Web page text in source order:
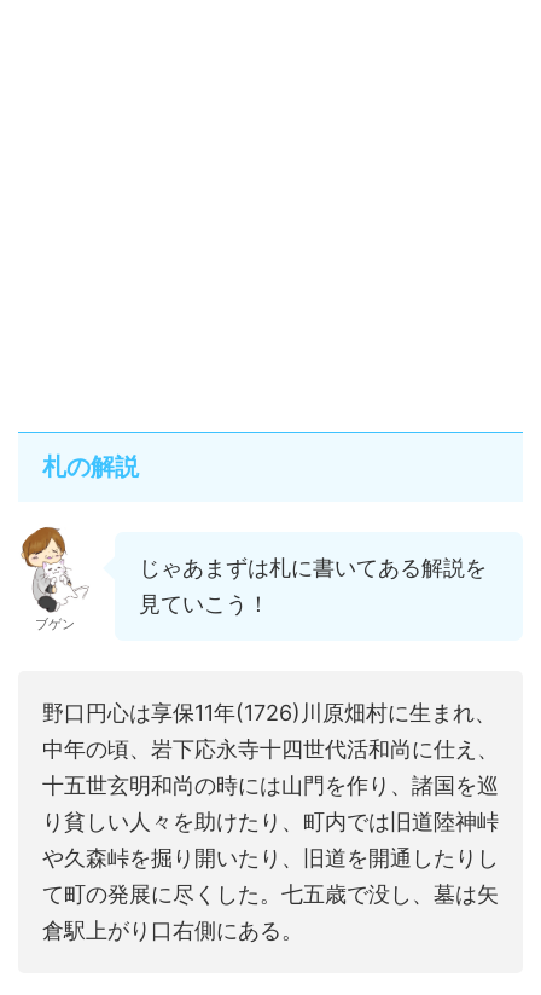
札の解説
ブゲン
じゃあまずは札に書いてある解説を
見ていこう！
野口円心は享保11年(1726)川原畑村に生まれ、
中年の頃、岩下応永寺十四世代活和尚に仕え、
十五世玄明和尚の時には山門を作り、諸国を巡
り貧しい人々を助けたり、町内では旧道陸神峠
や久森峠を掘り開いたり、旧道を開通したりし
て町の発展に尽くした。七五歳で没し、墓は矢
倉駅上がり口右側にある。